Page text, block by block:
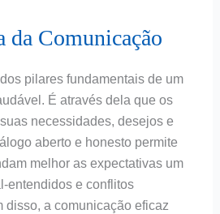
da Comunicação
pilares fundamentais de um
É através dela que os
necessidades, desejos e
aberto e honesto permite
melhor as expectativas um
entendidos e conflitos
disso, a comunicação eficaz